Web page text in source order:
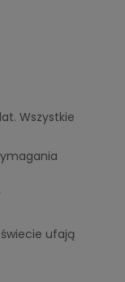
Wszystkie
ufają